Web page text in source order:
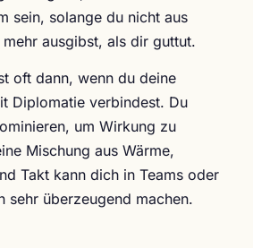
sein, solange du nicht aus
ausgibst, als dir guttut.
oft dann, wenn du deine
Diplomatie verbindest. Du
um Wirkung zu
Mischung aus Wärme,
Takt kann dich in Teams oder
sehr überzeugend machen.